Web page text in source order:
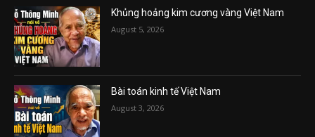
Khủng hoảng kim cương vàng Việt Nam
August 5, 2026
Bài toán kinh tế Việt Nam
August 3, 2026